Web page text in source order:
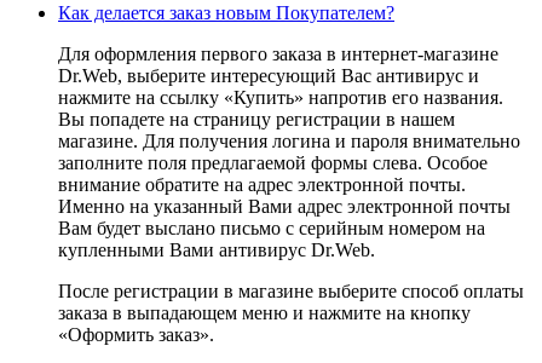
Как делается заказ новым Покупателем?
Для оформления первого заказа в интернет-магазине
Dr.Web, выберите интересующий Вас антивирус и
нажмите на ссылку «Купить» напротив его названия.
Вы попадете на страницу регистрации в нашем
магазине. Для получения логина и пароля внимательно
заполните поля предлагаемой формы слева. Особое
внимание обратите на адрес электронной почты.
Именно на указанный Вами адрес электронной почты
Вам будет выслано письмо с серийным номером на
купленными Вами антивирус Dr.Web.
После регистрации в магазине выберите способ оплаты
заказа в выпадающем меню и нажмите на кнопку
«Оформить заказ».